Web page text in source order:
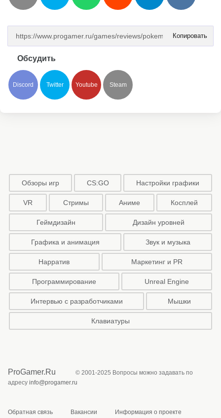
Копировать
Обсудить
Discord Twitter Youtube Steam
Обзоры игр CS:GO Настройки графики
VR Стримы Аниме Косплей
Геймдизайн Дизайн уровней
Графика и анимация Звук и музыка
Нарратив Маркетинг и PR
Программирование Unreal Engine
Интервью с разработчиками Мышки
Клавиатуры
ProGamer.Ru
© 2001-2025 Вопросы можно задавать по
адресу info@progamer.ru
Обратная связь Вакансии Информация о проекте